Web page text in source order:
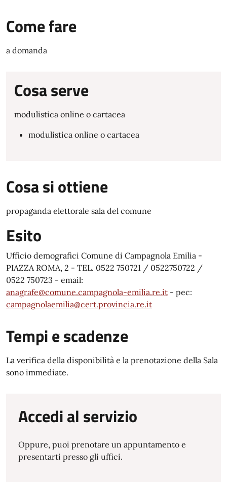
Come fare
a domanda
Cosa serve
modulistica online o cartacea
modulistica online o cartacea
Cosa si ottiene
propaganda elettorale sala del comune
Esito
Ufficio demografici Comune di Campagnola Emilia -
PIAZZA ROMA, 2 - TEL. 0522 750721 / 0522750722 /
0522 750723 - email:
anagrafe@comune.campagnola-emilia.re.it - pec:
campagnolaemilia@cert.provincia.re.it
Tempi e scadenze
La verifica della disponibilità e la prenotazione della Sala
sono immediate.
Accedi al servizio
Oppure, puoi prenotare un appuntamento e
presentarti presso gli uffici.